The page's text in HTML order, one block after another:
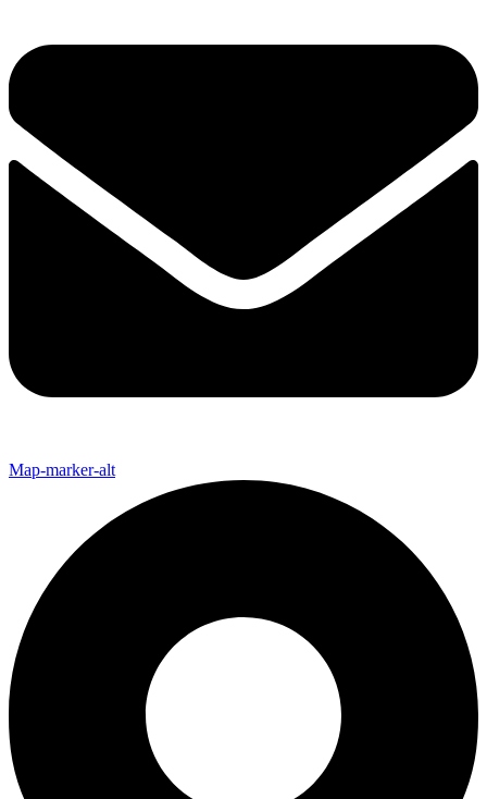
Map-marker-alt